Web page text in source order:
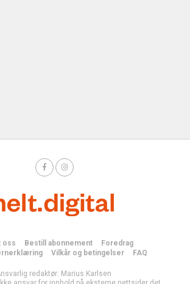
oss Bestill abonnement
Foredrag
Vilkår og betingelser FAQ
redaktør: Marius Karlsen